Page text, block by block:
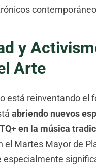
y
Arte
está reinventando el
abriendo nuevos
en la música
el Martes Mayor de
especialmente